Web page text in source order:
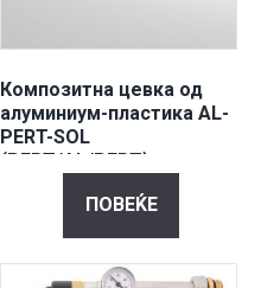
Композитна цевка од
алуминиум-пластика AL-
PERT-SOL
(PERT/AL/PERT)
ПОВЕЌЕ